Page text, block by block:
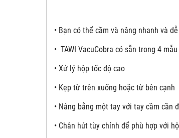
• Bạn có thể cầm và nâng nhanh và
• TAWI VacuCobra có sẵn trong 4
• Xử lý hộp tốc độ cao
• Kẹp từ trên xuống hoặc từ bên cạnh
• Nâng bằng một tay với tay cầm cần
• Chân hút tùy chỉnh để phù hợp với